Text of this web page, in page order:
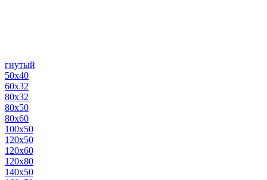
гнутый
50х40
60х32
80х32
80х50
80х60
100х50
120х50
120х60
120х80
140х50